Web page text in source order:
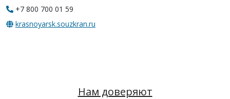
+7 800 700 01 59
krasnoyarsk.souzkran.ru
Нам доверяют